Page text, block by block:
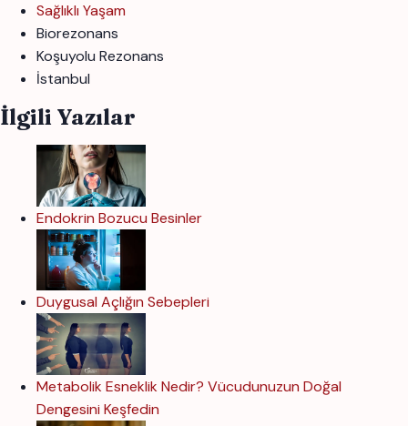
Sağlıklı Yaşam
Biorezonans
Koşuyolu Rezonans
İstanbul
İlgili Yazılar
Endokrin Bozucu Besinler
Duygusal Açlığın Sebepleri
Metabolik Esneklik Nedir? Vücudunuzun Doğal
Dengesini Keşfedin